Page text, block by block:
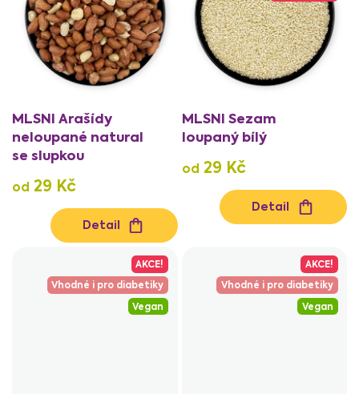
MLSNI Arašídy
neloupané natural
se slupkou
od 29 Kč
Detail
MLSNI Sezam
loupaný bílý
od 29 Kč
Detail
AKCE!
Vhodné i pro diabetiky
Vegan
AKCE!
Vhodné i pro diabetiky
Vegan